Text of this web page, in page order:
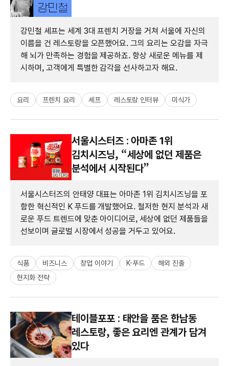
강민철 셰프는 세계 3대 프렌치 거장을 거쳐 서울에 자신의
이름을 건 레스토랑을 오픈했어요. 그의 요리는 오감을 자극
해 뇌가 만족하는 경험을 제공하죠. 항상 새로운 메뉴를 제
시하며, 고객에게 특별한 감각을 선사하고자 해요.
요리 프렌치 요리 셰프 레스토랑 인터뷰 미식가
서울시스터즈 : 아마존 1위
김치시즈닝, “세상에 없던 제품은
분석에서 시작된다”
서울시스터즈의 안태양 대표는 아마존 1위 김치시즈닝을 포
함한 혁신적인 K 푸드를 개발했어요. 철저한 현지 분석과 새
로운 푸드 트렌드에 맞춘 아이디어로, 세상에 없던 제품들을
선보이며 글로벌 시장에서 성공을 거두고 있어요.
식품 비즈니스 창업 이야기 K-푸드
해외 진출
현지화 전략
테이블포포 : 태안을 품은 한남동
레스토랑, 좋은 요리엔 관계가 담겨
있다